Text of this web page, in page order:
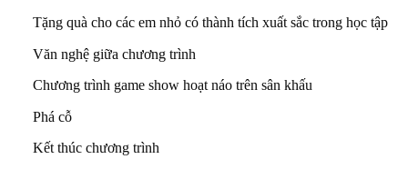
Tặng quà cho các em nhỏ có thành tích xuất sắc trong học tập
Văn nghệ giữa chương trình
Chương trình game show hoạt náo trên sân khấu
Phá cỗ
Kết thúc chương trình